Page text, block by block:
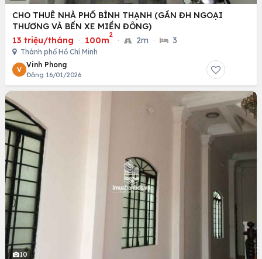
CHO THUÊ NHÀ PHỐ BÌNH THẠNH (GẦN ĐH NGOẠI
THƯƠNG VÀ BẾN XE MIỀN ĐÔNG)
13 triệu/tháng · 100m
2
· 2m · 3
Thành phố Hồ Chí Minh
V
Vinh Phong
Đăng 16/01/2026
10